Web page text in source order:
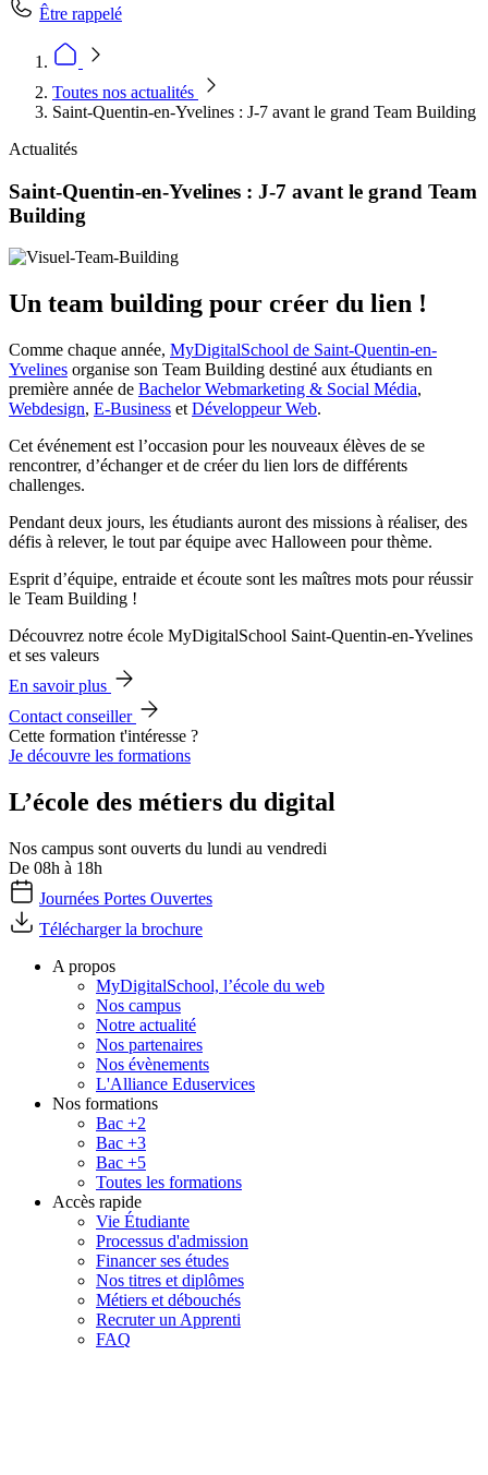
Être rappelé
Toutes nos actualités
Saint-Quentin-en-Yvelines : J-7 avant le grand Team Building
Actualités
Saint-Quentin-en-Yvelines : J-7 avant le grand Team
Building
Un team building pour créer du lien !
Comme chaque année, MyDigitalSchool de Saint-Quentin-en-
Yvelines organise son Team Building destiné aux étudiants en
première année de Bachelor Webmarketing & Social Média,
Webdesign, E-Business et Développeur Web.
Cet événement est l’occasion pour les nouveaux élèves de se
rencontrer, d’échanger et de créer du lien lors de différents
challenges.
Pendant deux jours, les étudiants auront des missions à réaliser, des
défis à relever, le tout par équipe avec Halloween pour thème.
Esprit d’équipe, entraide et écoute sont les maîtres mots pour réussir
le Team Building !
Découvrez notre école MyDigitalSchool Saint-Quentin-en-Yvelines
et ses valeurs
En savoir plus
Contact conseiller
Cette formation t'intéresse ?
Je découvre les formations
L’école des métiers du digital
Nos campus sont ouverts du lundi au vendredi
De 08h à 18h
Journées Portes Ouvertes
Télécharger la brochure
A propos
MyDigitalSchool, l’école du web
Nos campus
Notre actualité
Nos partenaires
Nos évènements
L'Alliance Eduservices
Nos formations
Bac +2
Bac +3
Bac +5
Toutes les formations
Accès rapide
Vie Étudiante
Processus d'admission
Financer ses études
Nos titres et diplômes
Métiers et débouchés
Recruter un Apprenti
FAQ